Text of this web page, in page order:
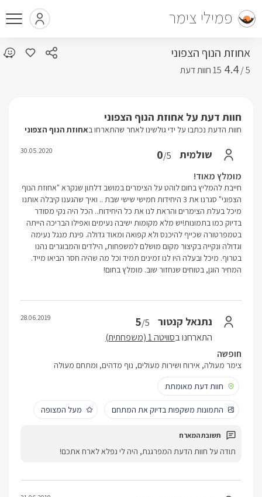
פמילי צימר
אחוזת הנוף הצפוני
5 /
4.4
חוות דעת על אחוזת הנוף הצפוני
חוות הדעת נכתבו על ידי גולשינו לאחר שהתארחו באחוזת הנוף הצפוני
שולמית 0/5
30.05.2020
מומלץ מאוד!
חייבת להמליץ בחום לוהט על הצימרים במושב דלתון שנקרא "אחוזת הנוף
הצפוני" סגרנו את 3 היחידות חמישי שישי שבת .. ואיך שהגענו קיבלה אותנו
מיכל בעלת הצימרים והראת לנו את כל היחידות.. הכל היה נקי מסודר
בדיוק כמו בתמונות!יש מלא מקומות ישיבה נעימים ואפילו הבריכה הייתה
בטמפרטורה שכייף להיכנס ולא קפואה ומאוד גדולה. פינת מנגל נעימה
וגדולה ונקייה בקיצור מקום מושלם למשפחות, הילדים והמבוגרים נהנו
בטרוף. מיכל ובעלה היו לנו זמינים תמיד וכל מה שהיה חסר הביאו מייד.
המחיר הוגן, בטוחים שנחזור שוב. מומלץ בחום!
נתנאל קנטור 5/5
התארחנו בסוויטה 1 (משפחתית)
28.06.2019
חופשה
צימר מעולה, אירוח ושירות מעולים, נוף מדהים, ומתחם מעולה
חוות דעת מאומתת
התמונות משקפות בדיוק את המתחם מעל המצופה
תודה על חוות הדעת המפרגנת, היה לי נפלא לארח אתכם!